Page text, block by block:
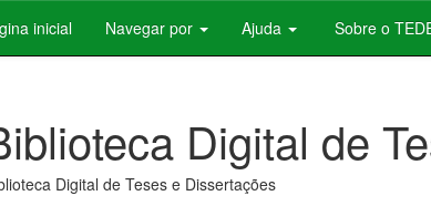
inicial Navegar por Ajuda Sobre o
Digital de
Digital de Teses e Dissertações